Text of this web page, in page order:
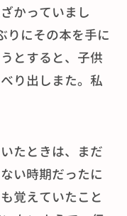
かっていまし
りにその本を手に
とすると、子供
り出しまた。私
たときは、まだ
い時期だったに
覚えていたこと